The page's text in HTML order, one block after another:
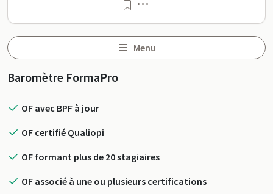
Menu
Profil
Baromètre FormaPro
OF avec BPF à jour
OF certifié Qualiopi
OF formant plus de 20 stagiaires
OF associé à une ou plusieurs certifications